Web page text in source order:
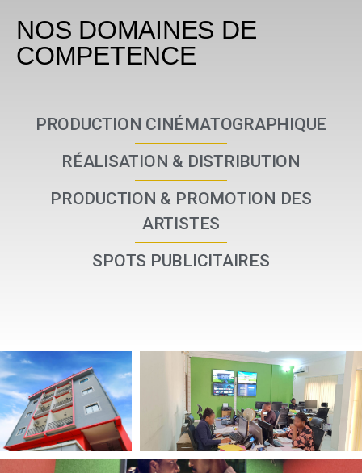
NOS DOMAINES DE
COMPETENCE
PRODUCTION CINÉMATOGRAPHIQUE
RÉALISATION & DISTRIBUTION
PRODUCTION & PROMOTION DES
ARTISTES
SPOTS PUBLICITAIRES